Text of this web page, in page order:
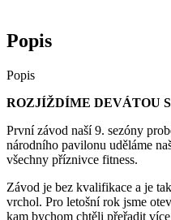
Popis
Popis
ROZJÍŽDÍME DEVÁTOU
První závod naší 9. sezóny
národního pavilonu uděláme
všechny příznivce fitness.
Závod je bez kvalifikace a je
vrchol. Pro letošní rok jsme
kam bychom chtěli přeřadit